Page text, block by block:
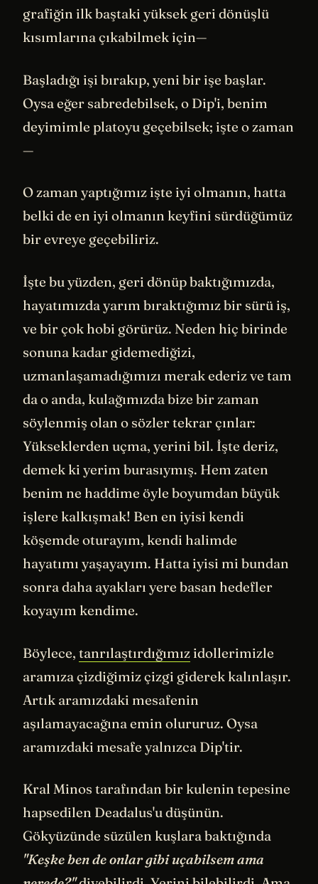
grafiğin ilk baştaki yüksek geri dönüşlü
kısımlarına çıkabilmek için—
Başladığı işi bırakıp, yeni bir işe başlar.
Oysa eğer sabredebilsek, o Dip'i, benim
deyimimle platoyu geçebilsek; işte o zaman
—
O zaman yaptığımız işte iyi olmanın, hatta
belki de en iyi olmanın keyfini sürdüğümüz
bir evreye geçebiliriz.
İşte bu yüzden, geri dönüp baktığımızda,
hayatımızda yarım bıraktığımız bir sürü iş,
ve bir çok hobi görürüz. Neden hiç birinde
sonuna kadar gidemediğizi,
uzmanlaşamadığımızı merak ederiz ve tam
da o anda, kulağımızda bize bir zaman
söylenmiş olan o sözler tekrar çınlar:
Yükseklerden uçma, yerini bil. İşte deriz,
demek ki yerim burasıymış. Hem zaten
benim ne haddime öyle boyumdan büyük
işlere kalkışmak! Ben en iyisi kendi
köşemde oturayım, kendi halimde
hayatımı yaşayayım. Hatta iyisi mi bundan
sonra daha ayakları yere basan hedefler
koyayım kendime.
Böylece, tanrılaştırdığımız idollerimizle
aramıza çizdiğimiz çizgi giderek kalınlaşır.
Artık aramızdaki mesafenin
aşılamayacağına emin olururuz. Oysa
aramızdaki mesafe yalnızca Dip'tir.
Kral Minos tarafından bir kulenin tepesine
hapsedilen Deadalus'u düşünün.
Gökyüzünde süzülen kuşlara baktığında
"Keşke ben de onlar gibi uçabilsem ama